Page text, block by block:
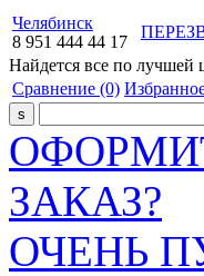
Челябинск
8 951 444 44 17
Найдется все по лучшей
Сравнение (0)
ЗАКАЗ?
ОЧЕНЬ